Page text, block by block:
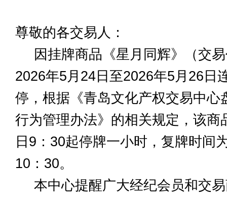
尊敬的各交易人：
因挂牌商品《星月同辉》（交
2026年5月24日至2026年5月26日
停，根据《青岛文化产权交易中心
行为管理办法》的相关规定，该商
日9：30起停牌一小时，复牌时间
10：30。
本中心提醒广大经纪会员和交